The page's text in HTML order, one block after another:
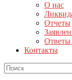
О нас
Отчеты
Контакты